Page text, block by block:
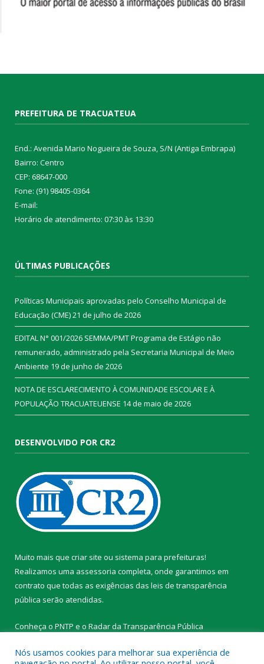
PREFEITURA DE TRACUATEUA
End.: Avenida Mario Nogueira de Souza, S/N (Antiga Embrapa)
Bairro: Centro
CEP: 68647-000
Fone: (91) 98405-0364
E-mail:
Horário de atendimento: 07:30 às 13:30
ÚLTIMAS PUBLICAÇÕES
Políticas Municipais aprovadas pelo Conselho Municipal de
Educação (CME)21 de julho de 2026
EDITAL N° 001/2026 SEMMA/PMT Programa de Estágio não
remunerado, administrado pela Secretaria Municipal de Meio
Ambiente 19 de junho de 2026
NOTA DE ESCLARECIMENTO À COMUNIDADE ESCOLAR E À
POPULAÇÃO TRACUATEUENSE 14 de maio de 2026
DESENVOLVIDO POR CR2
Muito mais que criar site ou sistema para prefeituras!
Realizamos uma assessoria completa, onde garantimos em
contrato que todas as exigências das leis de transparência
pública serão atendidas.
Conheça o PNTP e o Radar da Transparência Pública
Nós usamos cookies para melhorar sua experiência de